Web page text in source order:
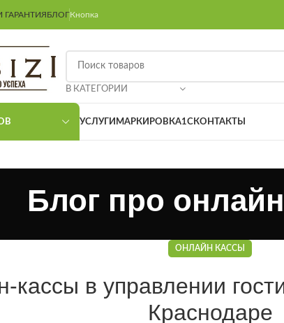
ГАРАНТИЯБЛОГКнопка
В КАТЕГОРИИ
УСЛУГИ МАРКИРОВКА1СКОНТАКТЫ
Блог про
ОНЛАЙН КАССЫ
кассы в управлении
Краснодаре